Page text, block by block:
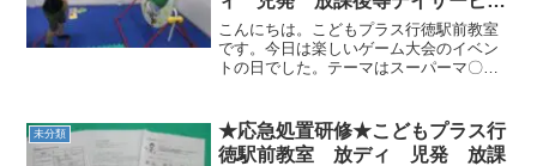
ス 児童発達支援事業 無料送
迎 発達障害 運動療育 行
徳 行徳駅前 南行徳 妙典 市
こんにちは。こどもプラス行徳駅前教室
です。今日は楽しいゲーム大会のイベン
トの日でした。テーマはスーパーマ〇オ
す。ただ単にゲームをするだけではな
く、運動の要素も取り入れ...
未分類
★応急処置研修★こどもプラス行
徳駅前教室 放ディ 児発 放課